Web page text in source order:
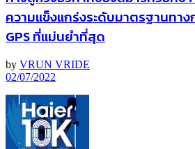
ความแข็งแกร่งระดับมาตรฐานทาง
GPS ที่แม่นยำที่สุด
by VRUN VRIDE
02/07/2022